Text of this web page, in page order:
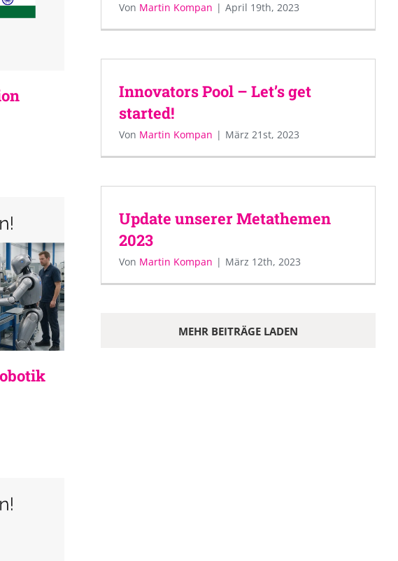
Von Martin Kompan | April 19th, 2023
Innovators Pool – Let’s get
started!
Von Martin Kompan | März 21st, 2023
Update unserer Metathemen
2023
Von Martin Kompan | März 12th, 2023
MEHR BEITRÄGE LADEN